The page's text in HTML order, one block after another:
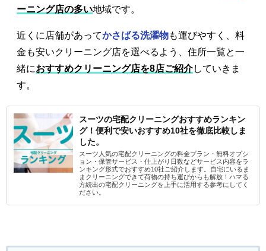
ーニング店の多い地域です。
近くに店舗があってかさばる洗濯物も運びやすく、料
金も安いクリーニング店を選べるよう、住所一覧と一
緒におすすめクリーニング店を8店ご紹介していきま
す。
スーツの宅配クリーニングおすすめランキン
グ！便利で安いおすすめ10社を徹底比較しま
した。
スーツ人気の宅配クリーニングの料金プラン・無料オプシ
ョン・保管サービス・仕上がり日数などサービス内容をラ
ンキング形式でおすすめ10社ご紹介します。自宅にいるま
まクリーニングできて荷物の持ち運びからも解放！ハマる
方続出の宅配クリーニングを上手に活用する参考にしてく
ださい。